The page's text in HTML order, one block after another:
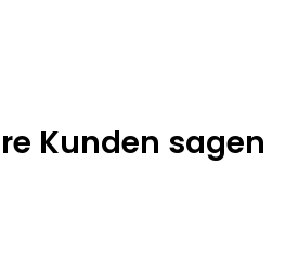
Kunden sagen